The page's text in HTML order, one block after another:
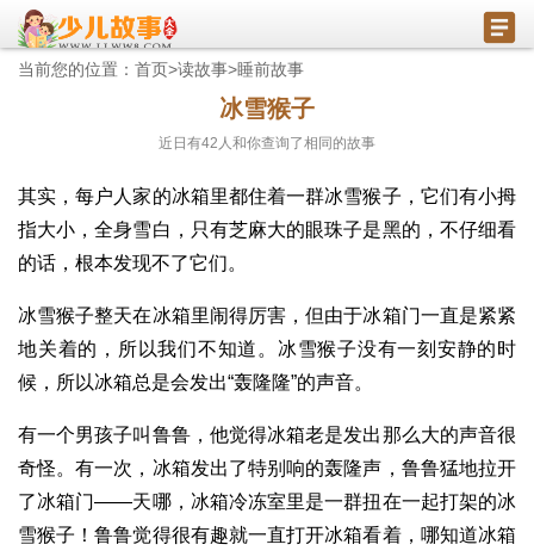
当前您的位置： 首页>读故事>睡前故事
冰雪猴子
近日有42 人和你查询了相同的故事
其实，每户人家的冰箱里都住着一群冰雪猴子，它们有小拇
指大小，全身雪白，只有芝麻大的眼珠子是黑的，不仔细看
的话，根本发现不了它们。
冰雪猴子整天在冰箱里闹得厉害，但由于冰箱门一直是紧紧
地关着的，所以我们不知道。冰雪猴子没有一刻安静的时
候，所以冰箱总是会发出“轰隆隆”的声音。
有一个男孩子叫鲁鲁，他觉得冰箱老是发出那么大的声音很
奇怪。有一次，冰箱发出了特别响的轰隆声，鲁鲁猛地拉开
了冰箱门——天哪，冰箱冷冻室里是一群扭在一起打架的冰
雪猴子！鲁鲁觉得很有趣就一直打开冰箱看着，哪知道冰箱